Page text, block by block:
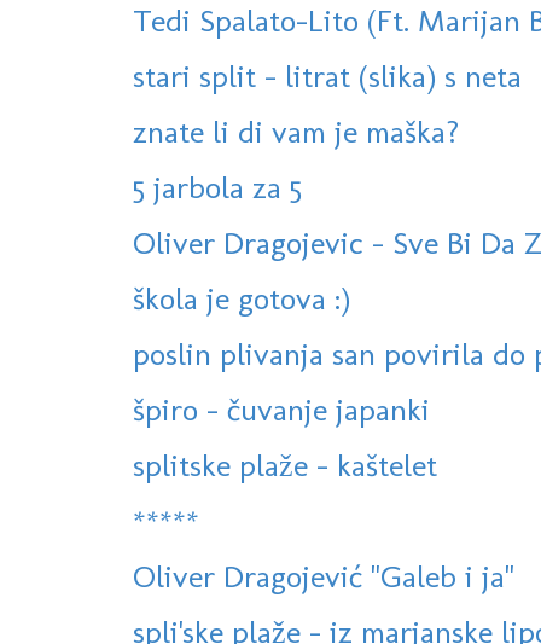
Tedi Spalato-Lito (Ft. Marijan
stari split - litrat (slika) s neta
znate li di vam je maška?
5 jarbola za 5
Oliver Dragojevic - Sve Bi Da
škola je gotova :)
poslin plivanja san povirila do
špiro - čuvanje japanki
splitske plaže - kaštelet
*****
Oliver Dragojević "Galeb i ja"
spli'ske plaže - iz marjanske